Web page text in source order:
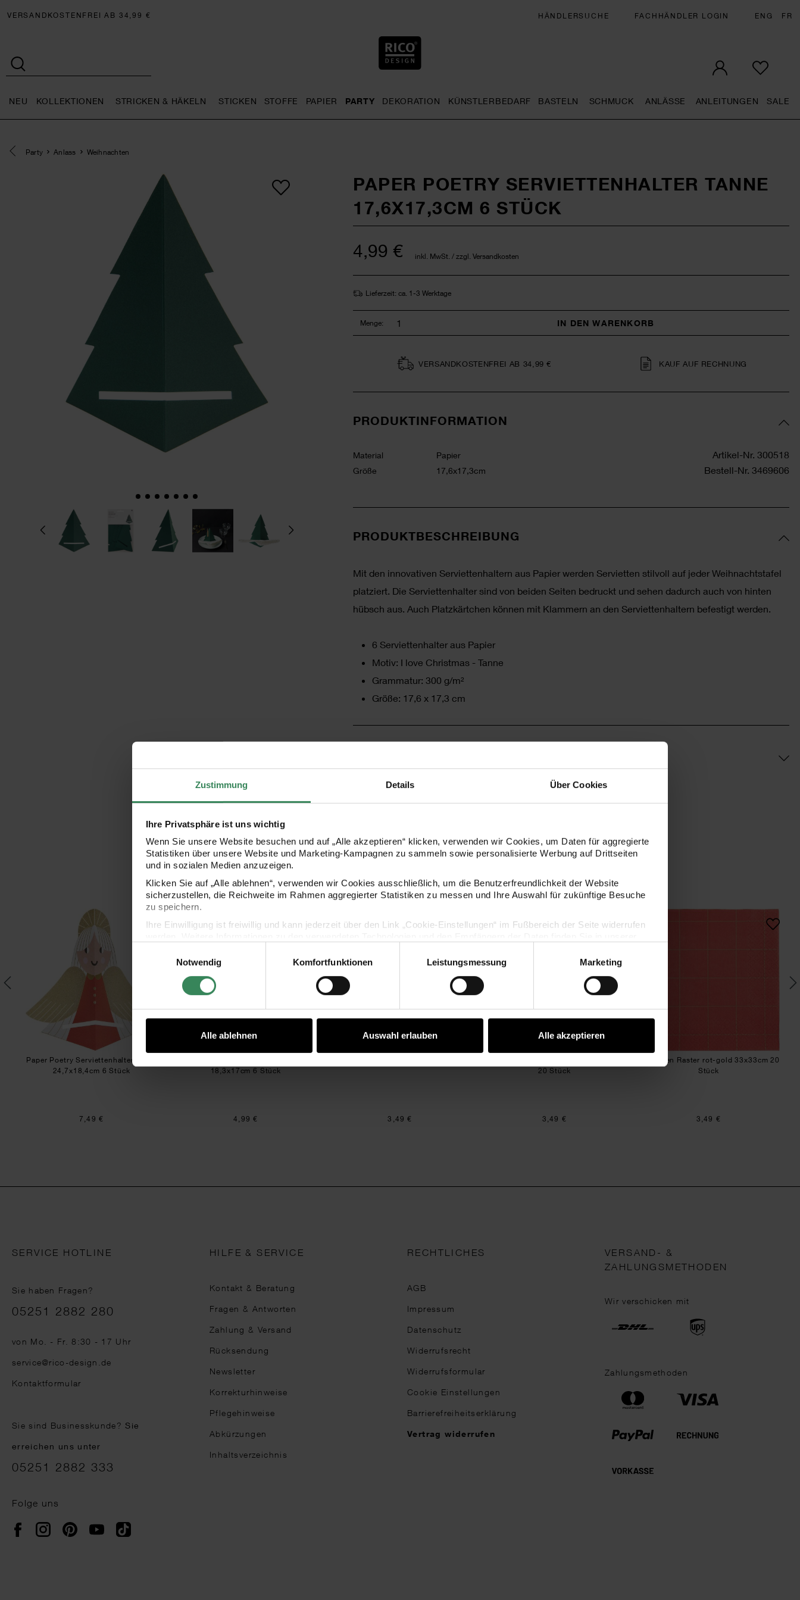
Zustimmung Details Über Cookies
Ihre Privatsphäre ist uns wichtig
Wenn Sie unsere Website besuchen und auf „Alle akzeptieren“ klicken, verwenden wir Cookies, um Daten für aggregierte
Statistiken über unsere Website und Marketing-Kampagnen zu sammeln sowie personalisierte Werbung auf Drittseiten
und in sozialen Medien anzuzeigen.
Klicken Sie auf „Alle ablehnen“, verwenden wir Cookies ausschließlich, um die Benutzerfreundlichkeit der Website
sicherzustellen, die Reichweite im Rahmen aggregierter Statistiken zu messen und Ihre Auswahl für zukünftige Besuche
zu speichern.
Ihre Einwilligung ist freiwillig und kann jederzeit über den Link „Cookie-Einstellungen“ im Fußbereich der Seite widerrufen
Impressum
Datenschutz Vertrag widerrufen
Notwendig
Komfortfunktionen Leistungsmessung Marketing
Alle ablehnen Auswahl erlauben Alle akzeptieren
VERSANDKOSTENFREI AB 34,99 € HÄNDLERSUCHE FACHHÄNDLER LOGIN ENG FR
NEU KOLLEKTIONEN STRICKEN & HÄKELN STICKEN STOFFE PAPIER PARTY DEKORATION KÜNSTLERBEDARF BASTELN SCHMUCK ANLÄSSE ANLEITUNGEN SALE
Eine Kategorie zurück navigieren
Party Anlass Weihnachten
PAPER POETRY SERVIETTENHALTER TANNE
17,6X17,3CM 6 STÜCK
4,99 € inkl. MwSt. / zzgl. Versandkosten
Lieferzeit: ca. 1-3 Werktage
Menge: IN DEN WARENKORB
VERSAND­KOSTEN­FREI AB 34,99 € KAUF AUF RECHNUNG
PRODUKTINFORMATION
Material
Papier
Größe
17,6x17,3cm
Artikel-Nr. 300518
Bestell-Nr. 3469606
PRODUKTBESCHREIBUNG
Mit den innovativen Serviettenhaltern aus Papier werden Servietten stilvoll auf jeder Weihnachtstafel
platziert. Die Serviettenhalter sind von beiden Seiten bedruckt und sehen dadurch auch von hinten
hübsch aus. Auch Platzkärtchen können mit Klammern an den Serviettenhaltern befestigt werden.
6 Serviettenhalter aus Papier
Motiv: I love Christmas - Tanne
Grammatur: 300 g/m²
Größe: 17,6 x 17,3 cm
KAUFEMPFEHLUNG
rot-weiß 3,8mPaper Poetry Serviettenhalter Engel 24,7x18,4cm 6 Stück
Paper Poetry Serviettenhalter Engel
24,7x18,4cm 6 Stück
7,49 €
18,3x17cm 6 Stück
4,99 € 3,49 €
Servietten Raster weiß-gold 33x33cm 20 Stück
20 Stück
3,49 €
Servietten Raster
Servietten Raster rot-gold 33x33cm 20
Stück
3,49 €
SERVICE HOTLINE
Sie haben Fragen?
Telefonnummer
05251 2882 280
von Mo. - Fr. 8:30 - 17 Uhr
service@rico-design.de
Kontaktformular
Sie sind Businesskunde?Sie
erreichen uns unter
05251 2882 333
Folge uns
FacebookInstagramPinterestYouTubeTikTok
HILFE & SERVICE
Kontakt & Beratung
Fragen & Antworten
Zahlung & Versand
Rücksendung
Newsletter
Korrekturhinweise
Pflegehinweise
Abkürzungen
Inhaltsverzeichnis
RECHTLICHES
AGB
Impressum
Datenschutz
Widerrufsrecht
Widerrufsformular
Cookie Einstellungen
Barrierefreiheitserklärung
Vertrag widerrufen
VERSAND- &
ZAHLUNGSMETHODEN
Wir verschicken mit
Zahlungsmethoden